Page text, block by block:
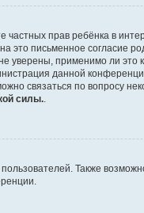
частных прав ребёнка в
письменное согласие
применимо ли это
данной
связаться по вопросу
силы.
Также